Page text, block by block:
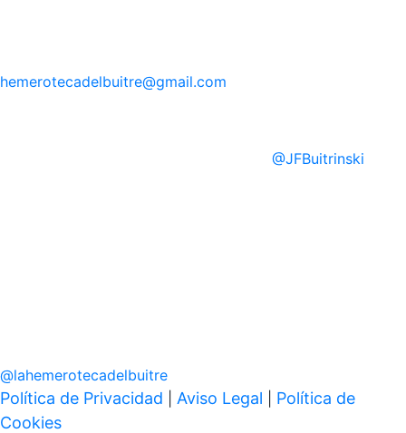
hemerotecadelbuitre@gmail.com
@JFBuitrinski
@lahemerotecadelbuitre
Política de Privacidad Aviso Legal
Política de
Cookies